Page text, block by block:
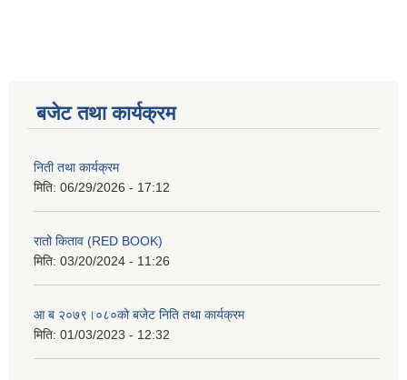
बजेट तथा कार्यक्रम
निती तथा कार्यक्रम
मिति: 06/29/2026 - 17:12
रातो किताव (RED BOOK)
मिति: 03/20/2024 - 11:26
आ ब २०७९।०८०को बजेट निति तथा कार्यक्रम
मिति: 01/03/2023 - 12:32